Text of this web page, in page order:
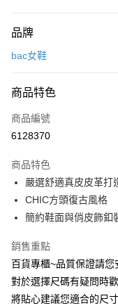
信用卡一次付款
Apple Pay
街口支付
運送方式
宅配
每筆NT$90，滿
品牌
bac女鞋
商品特色
商品編號
6128370
商品特色
嚴選舒適真皮皮革打
CHIC方頭復古風格
簡約鞋面與俏皮飾釦
銷售重點
百貨專櫃~品質保證請您
對於選擇尺碼有疑問時
將貼心建議您適合的尺